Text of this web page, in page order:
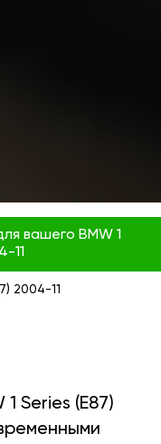
вашего BMW 1
11
2004-11
Series (E87)